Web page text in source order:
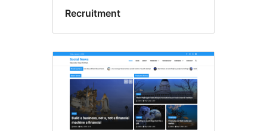
Recruitment